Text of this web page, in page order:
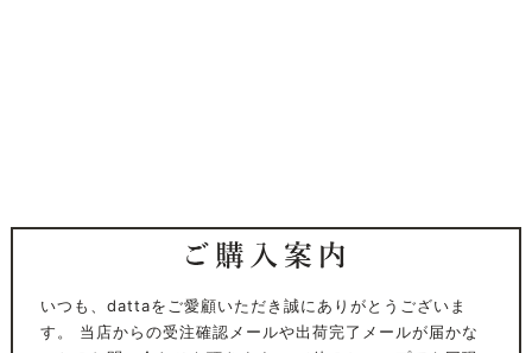
いつも、dattaをご愛顧いただき誠にありがとうございま
す。 当店からの受注確認メールや出荷完了メールが届かな